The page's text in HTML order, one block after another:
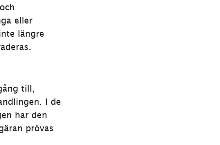
eller
längre
till,
I de
har den
prövas